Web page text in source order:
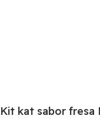
Kit kat sabor fresa